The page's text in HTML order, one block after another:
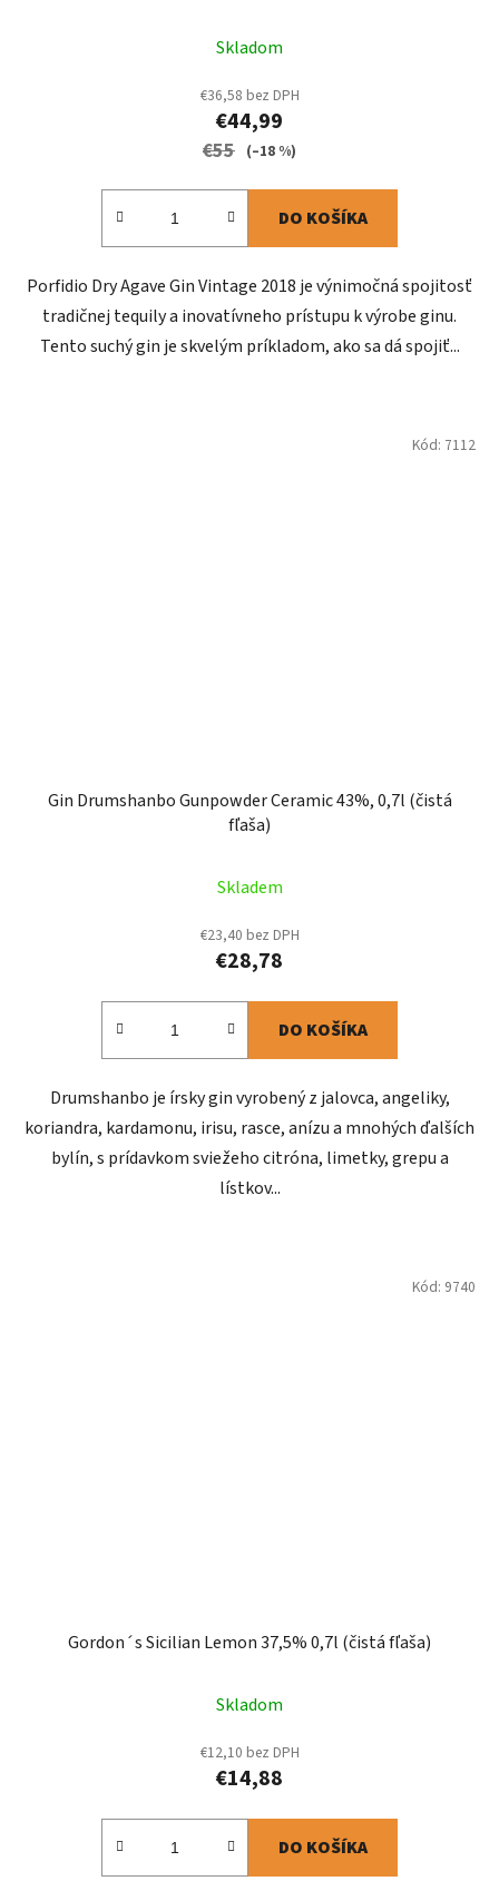
Skladom
€36,58 bez DPH
€44,99
€55 (–18 %)
DO KOŠÍKA
Porfidio Dry Agave Gin Vintage 2018 je výnimočná spojitosť
tradičnej tequily a inovatívneho prístupu k výrobe ginu.
Tento suchý gin je skvelým príkladom, ako sa dá spojiť...
Gin Drumshanbo Gunpowder Ceramic 43%, 0,7l (čistá
fľaša)
Skladem
€23,40 bez DPH
€28,78
DO KOŠÍKA
Drumshanbo je írsky gin vyrobený z jalovca, angeliky,
koriandra, kardamonu, irisu, rasce, anízu a mnohých ďalších
bylín, s prídavkom sviežeho citróna, limetky, grepu a
lístkov...
Kód: 7112
Gordon´s Sicilian Lemon 37,5% 0,7l (čistá fľaša)
Skladom
€12,10 bez DPH
€14,88
DO KOŠÍKA
Kód: 9740